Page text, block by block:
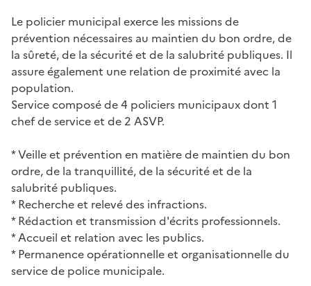
Le policier municipal exerce les missions de
prévention nécessaires au maintien du bon ordre, de
la sûreté, de la sécurité et de la salubrité publiques. Il
assure également une relation de proximité avec la
population.
Service composé de 4 policiers municipaux dont 1
chef de service et de 2 ASVP.
* Veille et prévention en matière de maintien du bon
ordre, de la tranquillité, de la sécurité et de la
salubrité publiques.
* Recherche et relevé des infractions.
* Rédaction et transmission d'écrits professionnels.
* Accueil et relation avec les publics.
* Permanence opérationnelle et organisationnelle du
service de police municipale.